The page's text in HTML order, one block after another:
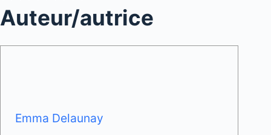
Auteur/autrice
Emma Delaunay